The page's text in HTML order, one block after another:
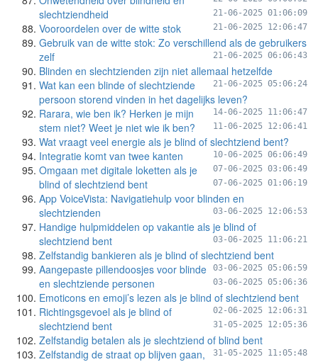
slechtziendheid
21-06-2025 01:06:09
Vooroordelen over de witte stok 21-06-2025 12:06:47
Gebruik van de witte stok: Zo verschillend als de gebruikers
zelf
21-06-2025 06:06:43
Blinden en slechtzienden zijn niet allemaal hetzelfde
21-06-2025 05:06:24
Wat kan een blinde of slechtziende
persoon storend vinden in het dagelijks leven?
14-06-2025 11:06:47
Rarara, wie ben ik? Herken je mijn
stem niet? Weet je niet wie ik ben?
11-06-2025 12:06:41
Wat vraagt veel energie als je blind of slechtziend bent?
10-06-2025 06:06:49
Integratie komt van twee kanten
07-06-2025 03:06:49
Omgaan met digitale loketten als je
blind of slechtziend bent
07-06-2025 01:06:19
App VoiceVista: Navigatiehulp voor blinden en
slechtzienden
03-06-2025 12:06:53
Handige hulpmiddelen op vakantie als je blind of
slechtziend bent
03-06-2025 11:06:21
Zelfstandig bankieren als je blind of slechtziend bent
03-06-2025 05:06:59
Aangepaste pillendoosjes voor blinde
en slechtziende personen
03-06-2025 05:06:36
Emoticons en emoji’s lezen als je blind of slechtziend bent
02-06-2025 12:06:31
Richtingsgevoel als je blind of
slechtziend bent
31-05-2025 12:05:36
Zelfstandig betalen als je slechtziend of blind bent
31-05-2025 11:05:48
Zelfstandig de straat op blijven gaan,